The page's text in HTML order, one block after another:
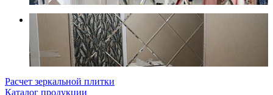
Расчет зеркальной плитки
Каталог продукции